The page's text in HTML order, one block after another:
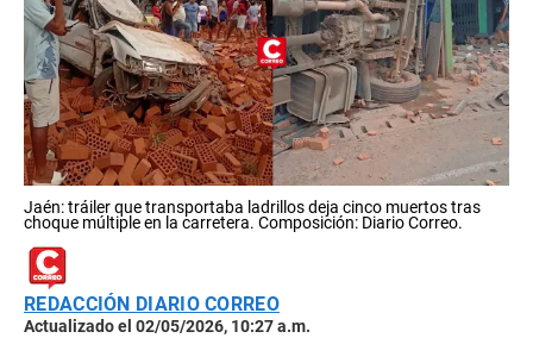
Jaén: tráiler que transportaba ladrillos deja cinco muertos tras
choque múltiple en la carretera. Composición: Diario Correo.
REDACCIÓN DIARIO CORREO
Actualizado el 02/05/2026, 10:27 a.m.